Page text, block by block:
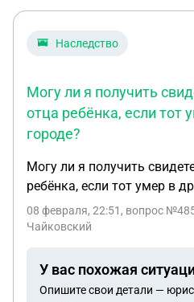
Наследство
Могу ли я получить
отца ребёнка, если тот
городе?
Могу ли я получить
ребёнка, если тот умер в
08 февраля, 22:51 , вопрос
Чайковский
У вас похожая
Опишите свои детали —